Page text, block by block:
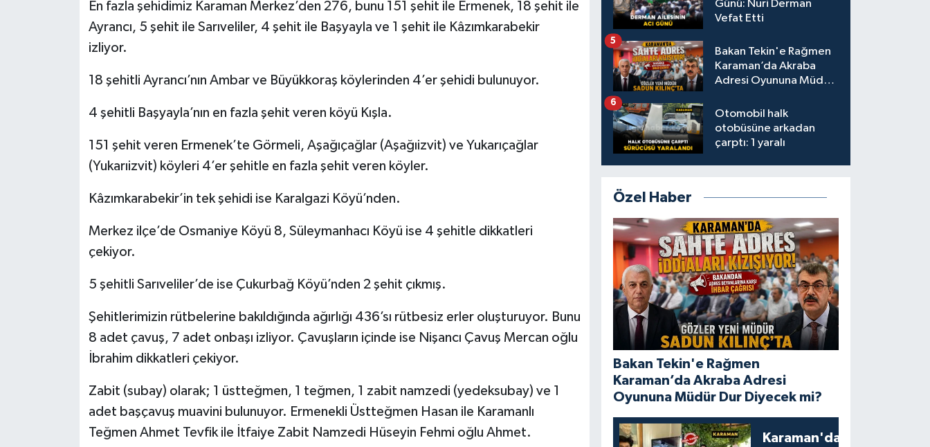
En fazla şehidimiz Karaman Merkez’den 276, bunu 151 şehit ile Ermenek, 18 şehit ile
Ayrancı, 5 şehit ile Sarıveliler, 4 şehit ile Başyayla ve 1 şehit ile Kâzımkarabekir
izliyor.
18 şehitli Ayrancı’nın Ambar ve Büyükkoraş köylerinden 4’er şehidi bulunuyor.
4 şehitli Başyayla’nın en fazla şehit veren köyü Kışla.
151 şehit veren Ermenek’te Görmeli, Aşağıçağlar (Aşağıizvit) ve Yukarıçağlar
(Yukarıizvit) köyleri 4’er şehitle en fazla şehit veren köyler.
Kâzımkarabekir’in tek şehidi ise Karalgazi Köyü’nden.
Merkez ilçe’de Osmaniye Köyü 8, Süleymanhacı Köyü ise 4 şehitle dikkatleri
çekiyor.
5 şehitli Sarıveliler’de ise Çukurbağ Köyü’nden 2 şehit çıkmış.
Şehitlerimizin rütbelerine bakıldığında ağırlığı 436’sı rütbesiz erler oluşturuyor. Bunu
8 adet çavuş, 7 adet onbaşı izliyor. Çavuşların içinde ise Nişancı Çavuş Mercan oğlu
İbrahim dikkatleri çekiyor.
Zabit (subay) olarak; 1 üstteğmen, 1 teğmen, 1 zabit namzedi (yedeksubay) ve 1
adet başçavuş muavini bulunuyor. Ermenekli Üstteğmen Hasan ile Karamanlı
Teğmen Ahmet Tevfik ile İtfaiye Zabit Namzedi Hüseyin Fehmi oğlu Ahmet.
Günü: Nuri Derman
Vefat Etti
Bakan Tekin'e Rağmen
Karaman’da Akraba
Adresi Oyununa Müdür
5
Otomobil halk
otobüsüne arkadan
çarptı: 1 yaralı
6
Özel Haber
Bakan Tekin'e Rağmen
Karaman’da Akraba Adresi
Oyununa Müdür Dur Diyecek mi?
Karaman'da